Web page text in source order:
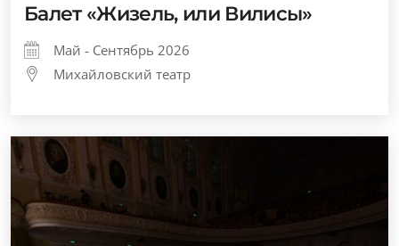
Балет «Жизель, или Вилисы»
Май - Сентябрь 2026
Михайловский театр